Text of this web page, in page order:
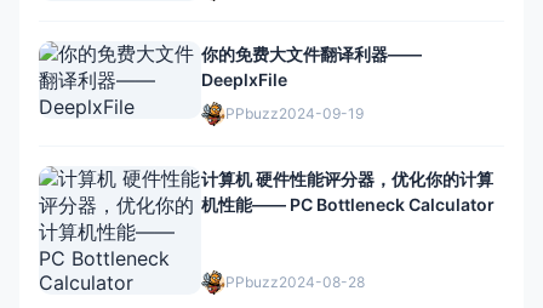
你的免费大文件翻译利器——
DeeplxFile
PPbuzz2024-09-19
计算机 硬件性能评分器，优化你的计算
机性能—— PC Bottleneck Calculator
PPbuzz2024-08-28